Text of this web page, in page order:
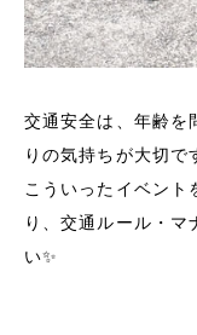
交通安全は、年齢を
りの気持ちが大切で
こういったイベント
り、交通ルール・マ
い✨